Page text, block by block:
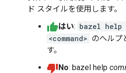
ド スタイルを使用します。
はい: bazel help
<command> のヘルプ
す。
No: bazel help